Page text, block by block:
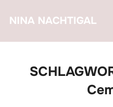
InhaltNINA NACHTIGAL